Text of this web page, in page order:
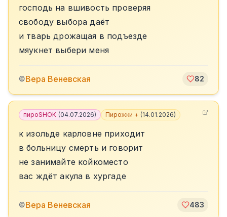
господь на вшивость проверяя
свободу выбора даёт
и тварь дрожащая в подъезде
мяукнет выбери меня
©Вера Веневская 82
пироSHOK (04.07.2026) Пирожки + (14.01.2026)
к изольде карловне приходит
в больницу смерть и говорит
не занимайте койкоместо
вас ждёт акула в хургаде
©Вера Веневская 483